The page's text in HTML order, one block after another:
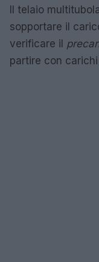
Il telaio
sopportare il
verificare il
partire con